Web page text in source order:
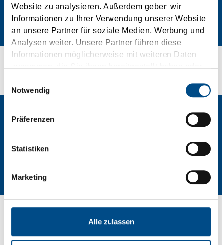
Website zu analysieren. Außerdem geben wir
Informationen zu Ihrer Verwendung unserer Website
an unsere Partner für soziale Medien, Werbung und
Analysen weiter. Unsere Partner führen diese
Informationen möglicherweise mit weiteren Daten
zusammen, die Sie ihnen bereitgestellt haben oder
gesammelt haben.
Notwendig
Präferenzen
Statistiken
Marketing
Alle zulassen
Anreise